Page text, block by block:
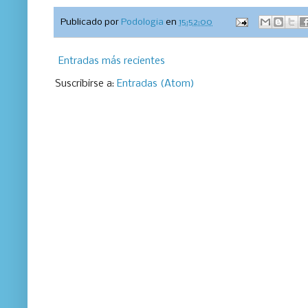
Publicado por Podologia en 15:52:00
Entradas más recientes
Suscribirse a: Entradas (Atom)